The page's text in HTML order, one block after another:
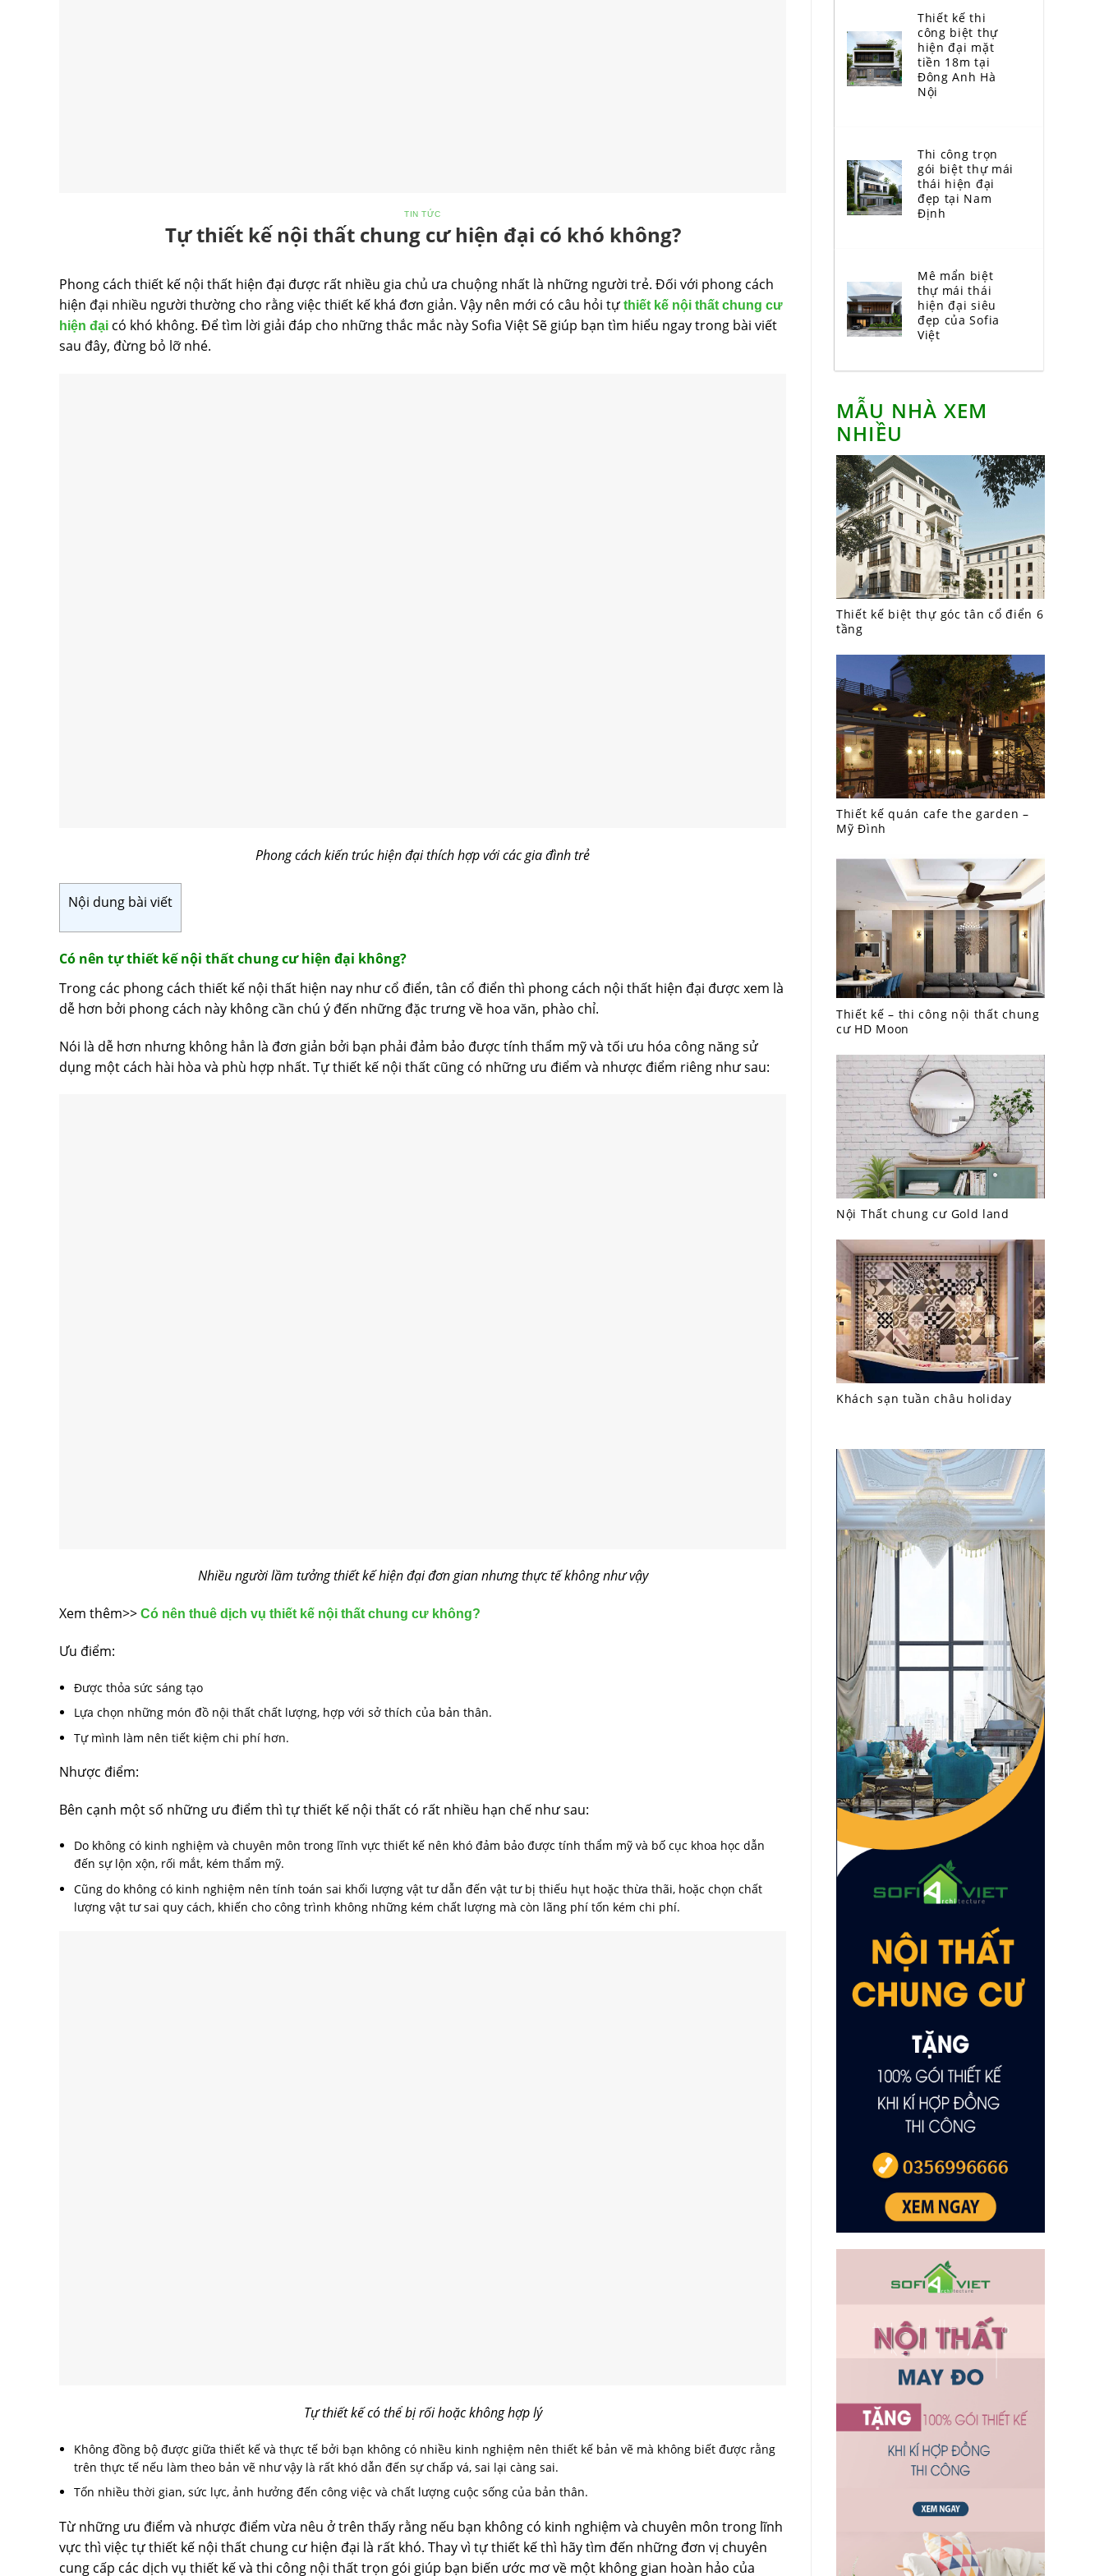
TIN TỨC
Tự thiết kế nội thất chung cư hiện đại có khó không?
Phong cách thiết kế nội thất hiện đại được rất nhiều gia chủ ưa chuộng nhất là những người trẻ. Đối với phong cách
hiện đại nhiều người thường cho rằng việc thiết kế khá đơn giản. Vậy nên mới có câu hỏi tự thiết kế nội thất chung cư
hiện đại có khó không. Để tìm lời giải đáp cho những thắc mắc này Sofia Việt Sẽ giúp bạn tìm hiểu ngay trong bài viết
sau đây, đừng bỏ lỡ nhé.
Phong cách kiến trúc hiện đại thích hợp với các gia đình trẻ
Nội dung bài viết
Có nên tự thiết kế nội thất chung cư hiện đại không?
Trong các phong cách thiết kế nội thất hiện nay như cổ điển, tân cổ điển thì phong cách nội thất hiện đại được xem là
dễ hơn bởi phong cách này không cần chú ý đến những đặc trưng về hoa văn, phào chỉ.
Nói là dễ hơn nhưng không hẳn là đơn giản bởi bạn phải đảm bảo được tính thẩm mỹ và tối ưu hóa công năng sử
dụng một cách hài hòa và phù hợp nhất. Tự thiết kế nội thất cũng có những ưu điểm và nhược điểm riêng như sau:
Nhiều người lầm tưởng thiết kế hiện đại đơn gian nhưng thực tế không như vậy
Xem thêm>> Có nên thuê dịch vụ thiết kế nội thất chung cư không?
Ưu điểm:
Được thỏa sức sáng tạo
Lựa chọn những món đồ nội thất chất lượng, hợp với sở thích của bản thân.
Tự mình làm nên tiết kiệm chi phí hơn.
Nhược điểm:
Bên cạnh một số những ưu điểm thì tự thiết kế nội thất có rất nhiều hạn chế như sau:
Do không có kinh nghiệm và chuyên môn trong lĩnh vực thiết kế nên khó đảm bảo được tính thẩm mỹ và bố cục khoa học dẫn
đến sự lộn xộn, rối mắt, kém thẩm mỹ.
Cũng do không có kinh nghiệm nên tính toán sai khối lượng vật tư dẫn đến vật tư bị thiếu hụt hoặc thừa thãi, hoặc chọn chất
lượng vật tư sai quy cách, khiến cho công trình không những kém chất lượng mà còn lãng phí tốn kém chi phí.
Tự thiết kế có thể bị rối hoặc không hợp lý
Không đồng bộ được giữa thiết kế và thực tế bởi bạn không có nhiều kinh nghiệm nên thiết kế bản vẽ mà không biết được rằng
trên thực tế nếu làm theo bản vẽ như vậy là rất khó dẫn đến sự chấp vá, sai lại càng sai.
Tốn nhiều thời gian, sức lực, ảnh hưởng đến công việc và chất lượng cuộc sống của bản thân.
Từ những ưu điểm và nhược điểm vừa nêu ở trên thấy rằng nếu bạn không có kinh nghiệm và chuyên môn trong lĩnh
vực thì việc tự thiết kế nội thất chung cư hiện đại là rất khó. Thay vì tự thiết kế thì hãy tìm đến những đơn vị chuyên
cung cấp các dịch vụ thiết kế và thi công nội thất trọn gói giúp bạn biến ước mơ về một không gian hoàn hảo của
Thiết kế thi
công biệt thự
hiện đại mặt
tiền 18m tại
Đông Anh Hà
Nội
Thi công trọn
gói biệt thự mái
thái hiện đại
đẹp tại Nam
Định
Mê mẩn biệt
thự mái thái
hiện đại siêu
đẹp của Sofia
Việt
MẪU NHÀ XEM
NHIỀU
Thiết kế biệt thự góc tân cổ điển 6
tầng
Thiết kế quán cafe the garden –
Mỹ Đình
Thiết kế – thi công nội thất chung
cư HD Moon
Nội Thất chung cư Gold land
Khách sạn tuần châu holiday